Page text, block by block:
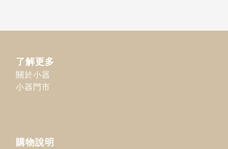
了解更多
關於小器
小器門市
購物說明